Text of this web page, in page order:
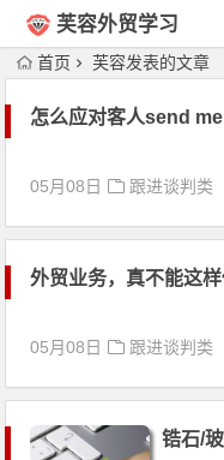
芙容外贸学习
首页 芙容发表的文章
怎么应对客人send
05月08日 跟进谈判类
外贸业务，真不能这样
05月08日 跟进谈判类
锆石/